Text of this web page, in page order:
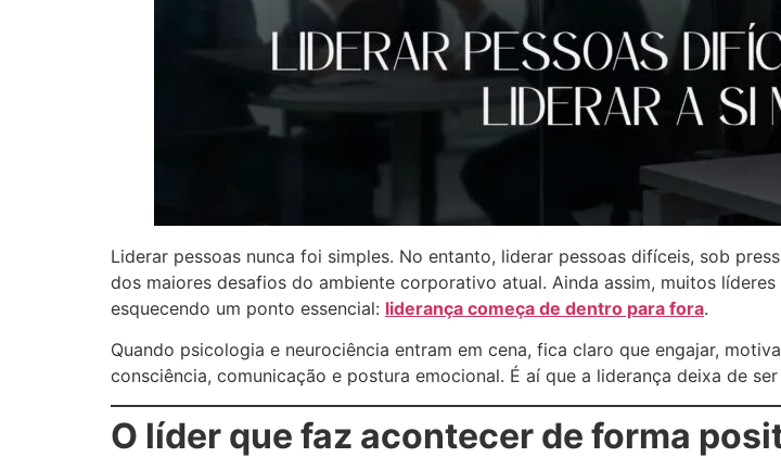
Liderar pessoas nunca foi simples. No entanto, liderar pessoas difíceis, sob
dos maiores desafios do ambiente corporativo atual. Ainda assim, muitos
esquecendo um ponto essencial: liderança começa de dentro para fora.
Quando psicologia e neurociência entram em cena, fica claro que engajar,
consciência, comunicação e postura emocional. É aí que a liderança deixa de
O líder que faz acontecer de forma